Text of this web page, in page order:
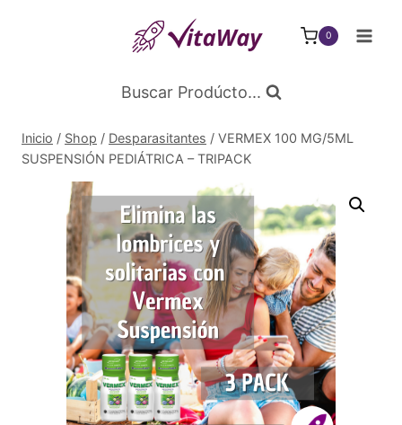
0
Buscar Prodúcto...
Inicio / Shop / Desparasitantes / VERMEX 100 MG/5ML
SUSPENSIÓN PEDIÁTRICA – TRIPACK